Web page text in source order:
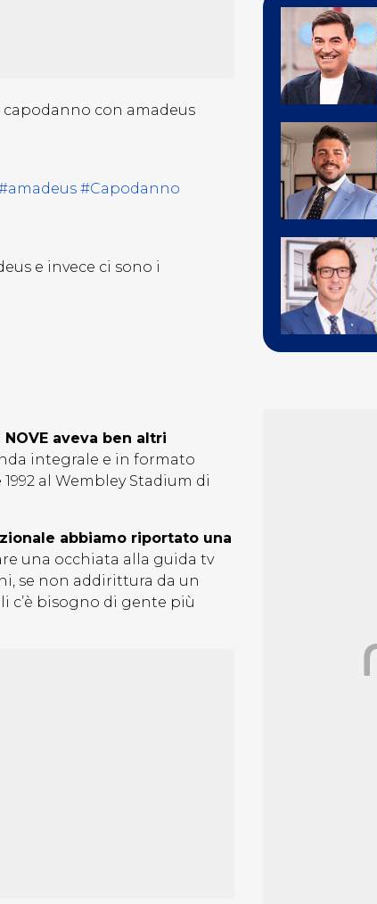
capodanno con amadeus
#Capodanno
e invece ci sono i
aveva ben altri
integrale e in formato
al Wembley Stadium di
abbiamo riportato una
una occhiata alla guida tv
se non addirittura da un
c’è bisogno di gente più